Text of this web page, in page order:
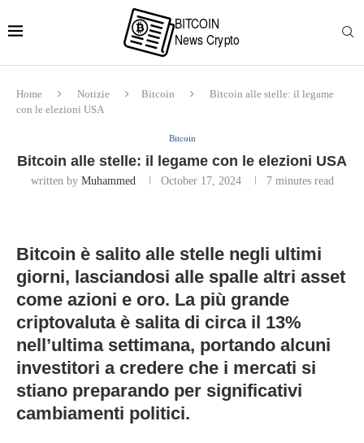
Home Notizie Bitcoin
Bitcoin alle stelle: il legame
con le elezioni USA
Bitcoin
Bitcoin alle stelle: il legame con le elezioni USA
written by Muhammed October 17, 2024 7 minutes read
Bitcoin è salito alle stelle negli ultimi
giorni, lasciandosi alle spalle altri asset
come azioni e oro. La più grande
criptovaluta è salita di circa il 13%
nell’ultima settimana, portando alcuni
investitori a credere che i mercati si
stiano preparando per significativi
cambiamenti politici.